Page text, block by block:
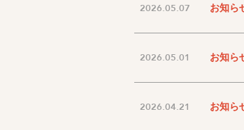
2026.05.07 お知ら
2026.05.01 お知ら
2026.04.21 お知ら